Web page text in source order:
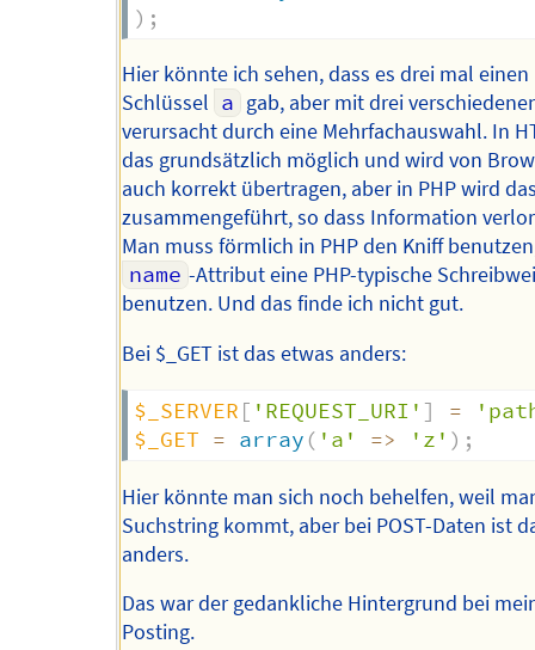
) ;
Hier könnte ich sehen, dass es drei mal einen
Schlüssel a gab, aber mit drei
verursacht durch eine Mehrfachauswahl. In
das grundsätzlich möglich und wird von
auch korrekt übertragen, aber in PHP wird
zusammengeführt, so dass Information
Man muss förmlich in PHP den Kniff
name -Attribut eine PHP-typische
benutzen. Und das finde ich nicht gut.
Bei $_GET ist das etwas anders:
$_SERVER [ 'REQUEST_URI' ] =
$_GET = array ( 'a' => 'z' ) ;
Hier könnte man sich noch behelfen, weil
Suchstring kommt, aber bei POST-Daten ist
anders.
Das war der gedankliche Hintergrund bei
Posting.